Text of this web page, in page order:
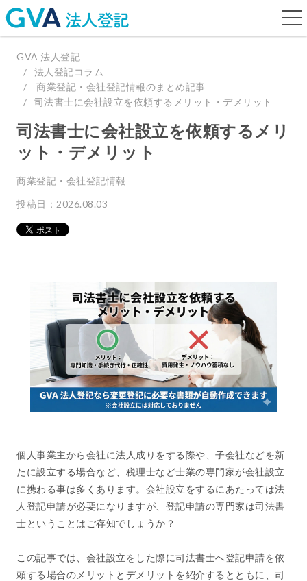
GVA 法人登記
法人登記コラム
商業登記・会社登記情報のまとめ記事
司法書士に会社設立を依頼するメリット・デメリット
司法書士に会社設立を依頼するメリ
ット・デメリット
商業登記・会社登記情報
投稿日：2026.08.03
個人事業主から会社に法人成りをする際や、子会社などを新
たに設立する場合など、税理士など士業の専門家が会社設立
に携わる事は多くあります。会社設立をするにあたっては法
人登記申請が必要になりますが、登記申請の専門家は司法書
士ということはご存知でしょうか？
この記事では、会社設立をした際に司法書士へ登記申請を依
頼する場合のメリットとデメリットを紹介するとともに、司